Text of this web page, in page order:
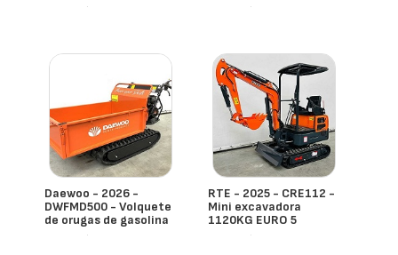
- España - España
Daewoo - 2026 -
DWFMD500 - Volquete
de orugas de gasolina
- España
RTE - 2025 - CRE112 -
Mini excavadora
1120KG EURO 5
- España